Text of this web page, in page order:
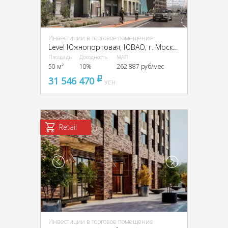
Инвестиции в торговое помещение
Площадь
50 м²
Доходность
10%
МАП
262 887 руб/мес
31 546 470 pуб
УСН
Retail
Инвестиции в торговое помещение